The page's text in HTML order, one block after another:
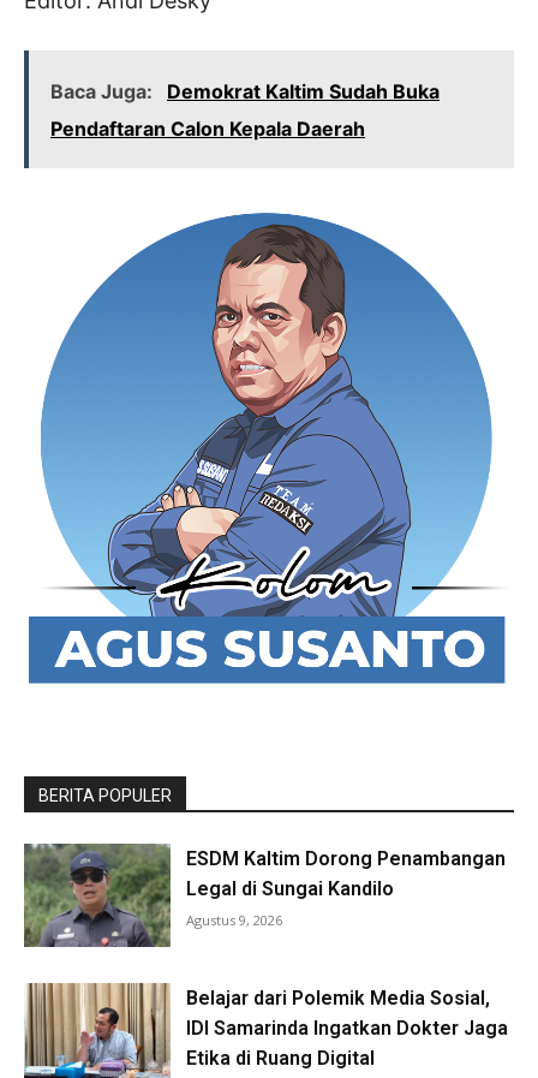
Baca Juga:
Demokrat Kaltim Sudah Buka
Pendaftaran Calon Kepala Daerah
BERITA POPULER
ESDM Kaltim Dorong Penambangan
Legal di Sungai Kandilo
Agustus 9, 2026
Belajar dari Polemik Media Sosial,
IDI Samarinda Ingatkan Dokter Jaga
Etika di Ruang Digital